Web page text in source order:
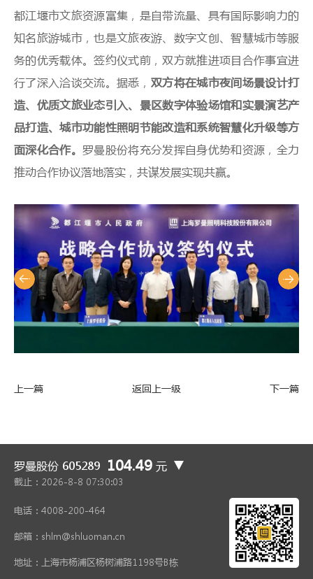
都江堰市文旅资源富集，是自带流量、具有国际影响力的
知名旅游城市，也是文旅夜游、数字文创、智慧城市等服
务的优秀载体。签约仪式前，双方就推进项目合作事宜进
行了深入洽谈交流。据悉， 双方将在城市夜间场景设计打
造、优质文旅业态引入、景区数字体验场馆和实景演艺产
品打造、城市功能性照明节能改造和系统智慧化升级等方
面深化合作。 罗曼股份将充分发挥自身优势和资源，全力
推动合作协议落地落实，共谋发展实现共赢。
上一篇 返回上一级 下一篇
罗曼股份 605289 104.49 元
截止： 2026-8-8 07:30:04
电话： 4008-200-464
邮箱： shlm@shluoman.cn
地址： 上海市杨浦区杨树浦路1198号B栋